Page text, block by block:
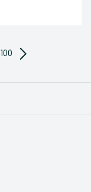
100